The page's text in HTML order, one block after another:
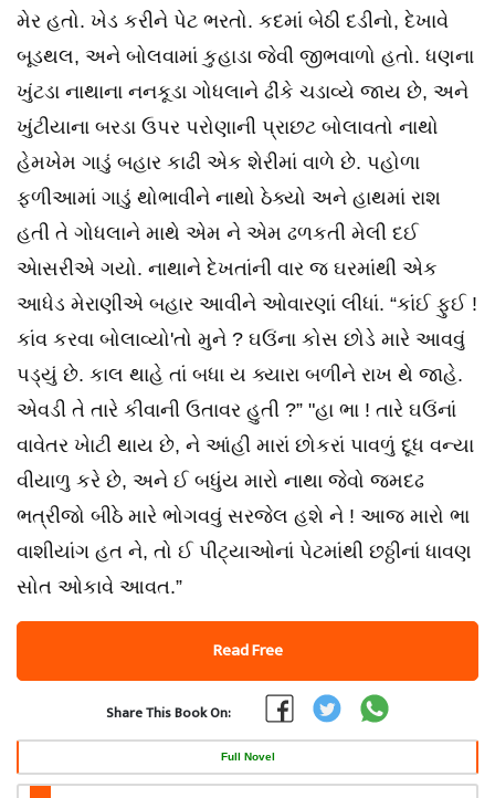
મેર હતો. ખેડ કરીને પેટ ભરતો. કદમાં બેઠી દડીનો, દેખાવે
બૂડથલ, અને બોલવામાં કુહાડા જેવી જીભવાળો હતો. ધણના
ખુંટડા નાથાના નનકૂડા ગોધલાને ઢીંકે ચડાવ્યે જાય છે, અને
ખુંટીયાના બરડા ઉપર પરોણાની પ્રાછટ બોલાવતો નાથો
હેમખેમ ગાડું બહાર કાઢી એક શેરીમાં વાળે છે. પહોળા
ફળીઆમાં ગાડું થોભાવીને નાથો ઠેક્યો અને હાથમાં રાશ
હતી તે ગોધલાને માથે એમ ને એમ ઢળકતી મેલી દઈ
એાસરીએ ગયો. નાથાને દેખતાંની વાર જ ઘરમાંથી એક
આધેડ મેરાણીએ બહાર આવીને ઓવારણાં લીધાં. ​“કાંઈ ફુઈ !
કાંવ કરવા બોલાવ્યો'તો મુને ? ઘઉંના કોસ છોડે મારે આવવું
પડ્યું છે. કાલ થાહે તાં બધા ય ક્યારા બળીને રાખ થે જાહે.
એવડી તે તારે કીવાની ઉતાવર હુતી ?” "હા ભા ! તારે ઘઉંનાં
વાવેતર ખેાટી થાય છે, ને આંહી મારાં છોકરાં પાવળું દૂધ વન્યા
વીયાળુ કરે છે, અને ઈ બધુંય મારો નાથા જેવો જમદઢ
ભત્રીજો બીઠે મારે ભોગવવું સરજેલ હશે ને ! આજ મારો ભા
વાશીયાંગ હત ને, તો ઈ પીટ્યાઓનાં પેટમાંથી છઠ્ઠીનાં ધાવણ
સોત ઓકાવે આવત.”
Read Free
Share This Book On:
Full Novel